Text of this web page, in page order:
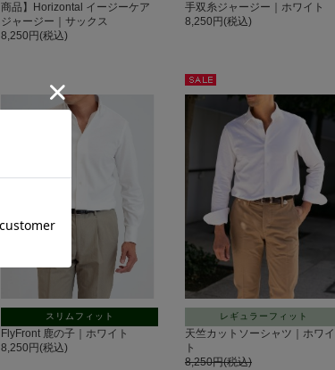
商品】Horizontal イージーケア
ジャージー｜サックス
8,250円(税込)
手双糸ジャージー｜ホワイト
8,250円(税込)
スリムフィット
FlyFront 鹿の子｜ホワイト
8,250円(税込)
セー
レギュラーフィット
天竺カットソーシャツ｜ホワイ
ト
8,250円(税込)